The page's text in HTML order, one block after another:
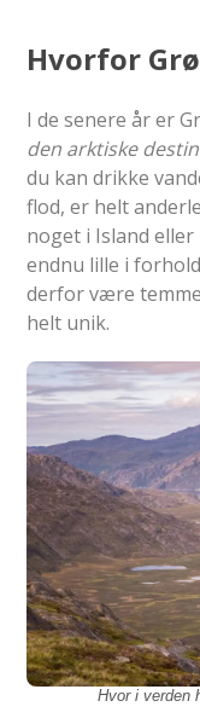
Hvorfor
I de senere år er
den arktiske
du kan drikke
flod, er helt
noget i Island
endnu lille i
derfor være
helt unik.
Hvor i verden